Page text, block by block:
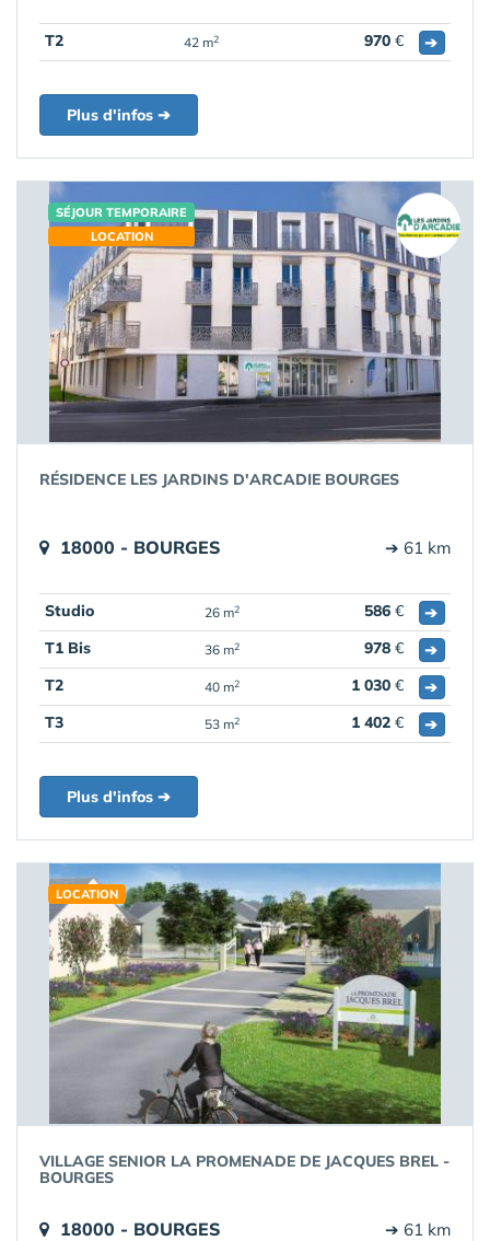
T2 42 m2 970 € ➔
Plus d'infos ➔
SÉJOUR TEMPORAIRE
LOCATION
RÉSIDENCE LES JARDINS D'ARCADIE BOURGES
18000 - BOURGES ➔ 61 km
Studio 26 m2 586 €
➔
T1 Bis
36 m2 978 €
➔
T2
40 m2 1 030 €
➔
T3
53 m2 1 402 € ➔
Plus d'infos ➔
LOCATION
VILLAGE SENIOR LA PROMENADE DE JACQUES BREL -
BOURGES
18000 - BOURGES ➔ 61 km